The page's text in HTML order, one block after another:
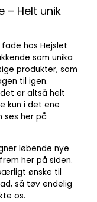
– Helt unik
hos Hejslet
som unika
produkter, som
til igen.
er altså helt
kun i det ene
ses her på
løbende nye
her på siden.
ønske til
så tøv endelig
os.